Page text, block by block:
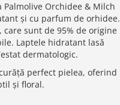
Orchidee & Milch
și cu parfum de orhidee.
sunt de 95% de origine
Laptele hidratant lasă
dermatologic.
perfect pielea, oferind
și floral.